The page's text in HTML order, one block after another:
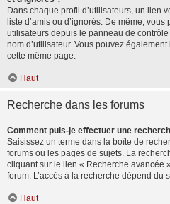
Dans chaque profil d’utilisateurs, un lien
liste d’amis ou d’ignorés. De même,
utilisateurs depuis le panneau de
nom d’utilisateur. Vous pouvez
cette même page.
Haut
Recherche dans les forums
Comment puis-je effectuer une
Saisissez un terme dans la boîte de
forums ou les pages de sujets. La
cliquant sur le lien « Recherche avancée
forum. L’accès à la recherche dépend du
Haut